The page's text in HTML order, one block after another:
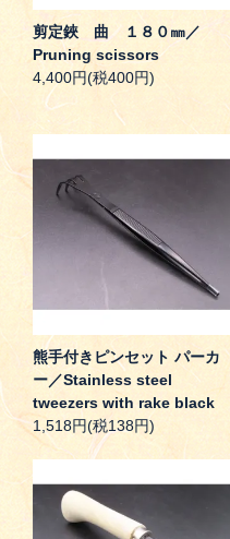
剪定鋏 曲 １８０㎜／
Pruning scissors
4,400円(税400円)
熊手付きピンセット パーカ
ー／Stainless steel
tweezers with rake black
1,518円(税138円)